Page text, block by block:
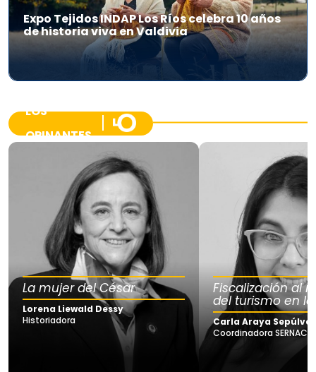
Expo Tejidos INDAP Los Ríos celebra 10 años
de historia viva en Valdivia
LOS
OPINANTES
La mujer del César
Lorena Liewald Dessy
Historiadora
Fiscalización al
del turismo en
Carla Araya
Coordinadora SERNAC